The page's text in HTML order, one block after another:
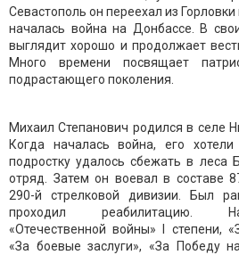
Севастополь он переехал из Горловки
началась война на Донбассе. В
выглядит хорошо и продолжает
Много времени посвящает
подрастающего поколения.
Михаил Степанович родился в селе
Когда началась война, его
подростку удалось сбежать в леса
отряд. Затем он воевал в составе
290-й стрелковой дивизии. Был
проходил реабилитацию.
«Отечественной войны» І степени,
«За боевые заслуги», «За Победу